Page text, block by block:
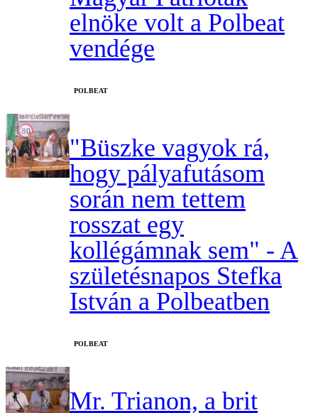
elnöke volt a Polbeat
vendége
‎POLBEAT
"Büszke vagyok rá,
hogy pályafutásom
során nem tettem
rosszat egy
kollégámnak sem" - A
születésnapos Stefka
István a Polbeatben
‎POLBEAT
Mr. Trianon, a brit